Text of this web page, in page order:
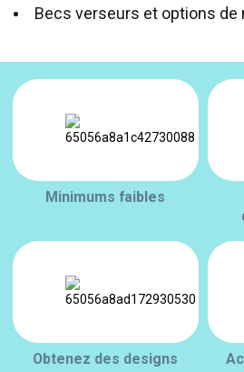
Becs verseurs et options de
Minimums faibles
Obtenez des designs